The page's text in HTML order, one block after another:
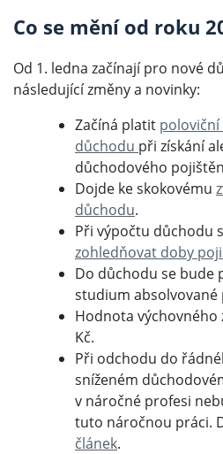
Co se mění od roku
Od 1. ledna začínají pro nové
následující změny a novinky:
Začíná platit
důchodu při získání
důchodového
Dojde ke skokovému
důchodu.
Při výpočtu důchodu
zohledňovat doby
Do důchodu se bude
studium absolvované
Hodnota výchovného
Kč.
Při odchodu do
sníženém
v náročné profesi
tuto náročnou práci.
článek.